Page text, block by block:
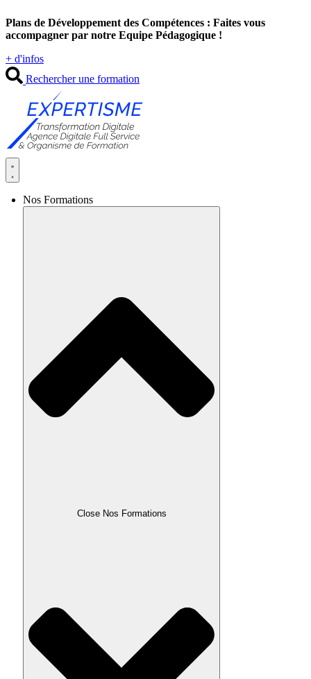
au
contenu
Plans de Développement des Compétences : Faites vous
accompagner par notre Equipe Pédagogique !
+ d'infos
Rechercher une formation
Nos Formations
Close Nos Formations